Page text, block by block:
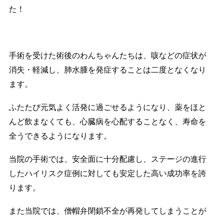
た！
手術を受けた術後のわんちゃんたちは、咳などの症状が
消失・軽減し、肺水腫を発症することは二度となくなり
ます。
ふたたび元気よく活発に過ごせるようになり、薬をほと
んど飲まなくても、心臓病を心配することなく、寿命を
全うできるようになります。
当院の手術では、安全面に十分配慮し、ステージの進行
したハイリスク症例に対しても安定した高い成功率を誇
ります。
また当院では、僧帽弁閉鎖不全が再発してしまうことが